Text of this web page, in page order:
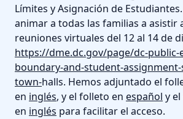
Límites y Asignación de
animar a todas las familias a asistir
reuniones virtuales del 12 al 14 de
https://dme.dc.gov/page/dc-public-
boundary-and-student-assignment-
town-halls. Hemos adjuntado el
en inglés, y el folleto en español y
en inglés para facilitar el acceso.